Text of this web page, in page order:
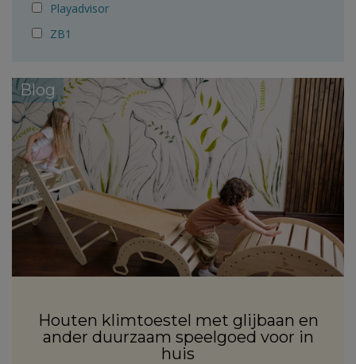
Playadvisor
ZB1
Blog
Houten klimtoestel met glijbaan en
ander duurzaam speelgoed voor in
huis